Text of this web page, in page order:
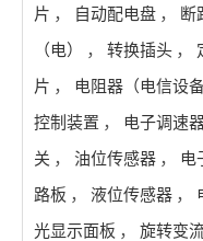
片 ， 自动配电盘 ， 断
（电）
， 转换插头 ，
片 ， 电阻器（电信设备
控制装置 ， 电子调速
关 ， 油位传感器 ， 电
路板 ， 液位传感器 ，
光显示面板 ， 旋转变